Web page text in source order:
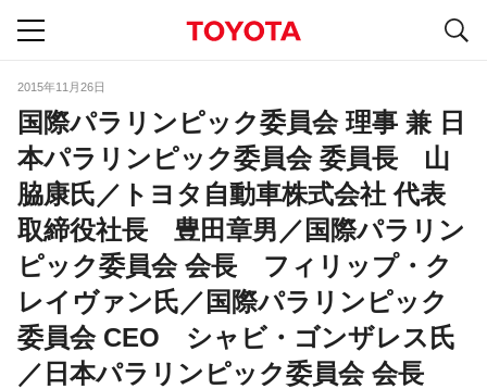
2015年11月26日
国際パラリンピック委員会 理事 兼 日
本パラリンピック委員会 委員長 山
脇康氏／トヨタ自動車株式会社 代表
取締役社長 豊田章男／国際パラリン
ピック委員会 会長 フィリップ・ク
レイヴァン氏／国際パラリンピック
委員会 CEO シャビ・ゴンザレス氏
／日本パラリンピック委員会 会長